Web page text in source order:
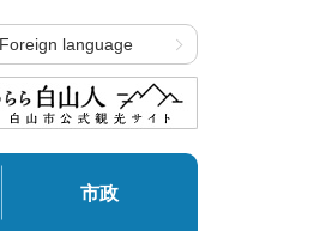
Foreign language
市政